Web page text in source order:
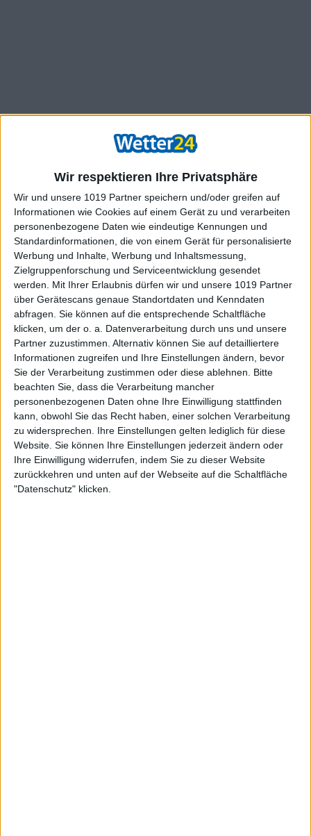
Wir respektieren Ihre Privatsphäre
Wir und unsere 1019 Partner speichern und/oder greifen auf
Informationen wie Cookies auf einem Gerät zu und verarbeiten
personenbezogene Daten wie eindeutige Kennungen und
Standardinformationen, die von einem Gerät für personalisierte
Werbung und Inhalte, Werbung und Inhaltsmessung,
Zielgruppenforschung und Serviceentwicklung gesendet
werden.
Mit Ihrer Erlaubnis dürfen wir und unsere 1019 Partner
über Gerätescans genaue Standortdaten und Kenndaten
abfragen. Sie können auf die entsprechende Schaltfläche
klicken, um der o. a. Datenverarbeitung durch uns und unsere
Partner zuzustimmen. Alternativ können Sie auf detailliertere
Informationen zugreifen und Ihre Einstellungen ändern, bevor
Sie der Verarbeitung zustimmen oder diese ablehnen.
Bitte
beachten Sie, dass die Verarbeitung mancher
personenbezogenen Daten ohne Ihre Einwilligung stattfinden
kann, obwohl Sie das Recht haben, einer solchen Verarbeitung
zu widersprechen. Ihre Einstellungen gelten lediglich für diese
Website. Sie können Ihre Einstellungen jederzeit ändern oder
Ihre Einwilligung widerrufen, indem Sie zu dieser Website
zurückkehren und unten auf der Webseite auf die Schaltfläche
"Datenschutz" klicken.